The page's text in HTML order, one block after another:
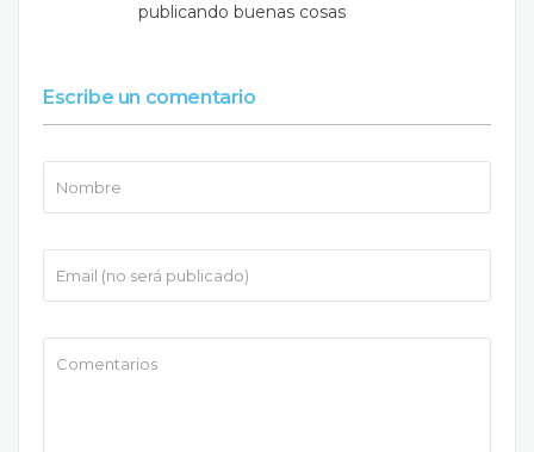
publicando buenas cosas
Escribe un comentario